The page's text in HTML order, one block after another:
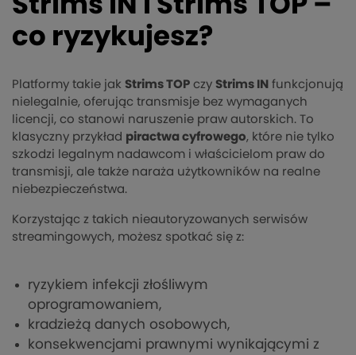
co ryzykujesz?
Platformy takie jak Strims TOP czy Strims IN funkcjonują
nielegalnie, oferując transmisje bez wymaganych
licencji, co stanowi naruszenie praw autorskich. To
klasyczny przykład piractwa cyfrowego, które nie tylko
szkodzi legalnym nadawcom i właścicielom praw do
transmisji, ale także naraża użytkowników na realne
niebezpieczeństwa.
Korzystając z takich nieautoryzowanych serwisów
streamingowych, możesz spotkać się z:
ryzykiem infekcji złośliwym
oprogramowaniem,
kradzieżą danych osobowych,
konsekwencjami prawnymi wynikającymi z